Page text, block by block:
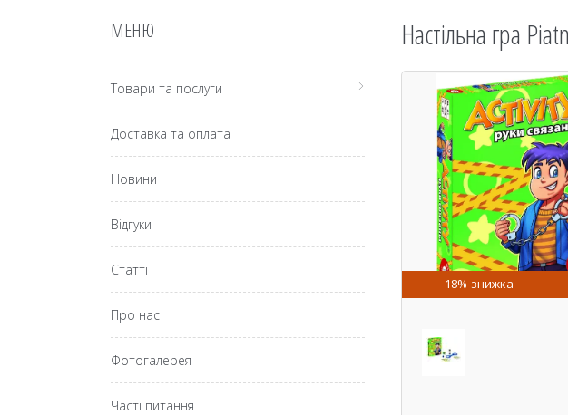
Настільна гра
–18%
Товари та послуги
Доставка та оплата
Новини
Відгуки
Статті
Про нас
Фотогалерея
Часті питання